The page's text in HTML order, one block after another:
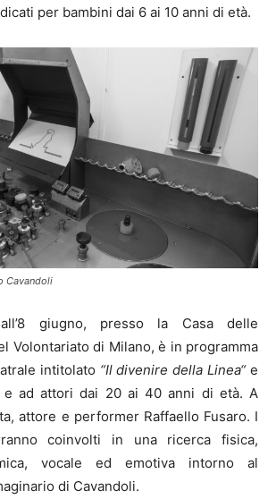
per bambini dai 6 ai 10 anni di età.
Cavandoli
giugno, presso la Casa delle
Volontariato di Milano, è in programma
intitolato “Il divenire della Linea“ e
ad attori dai 20 ai 40 anni di età. A
attore e performer Raffaello Fusaro. I
coinvolti in una ricerca fisica,
vocale ed emotiva intorno al
di Cavandoli.